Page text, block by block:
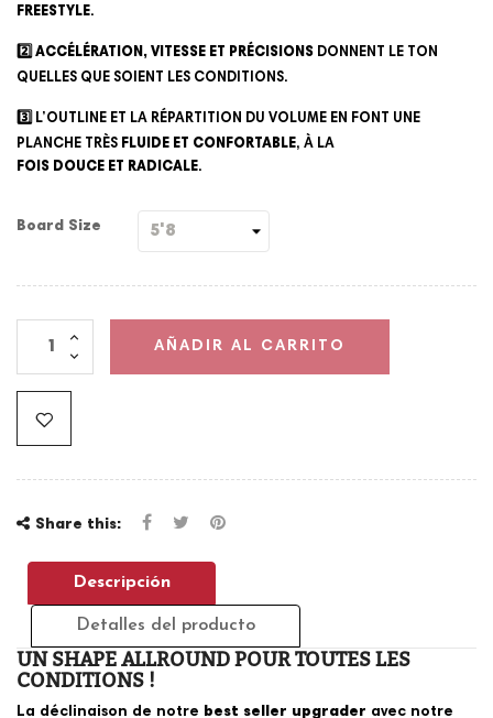
FREESTYLE.
2️⃣ ACCÉLÉRATION, VITESSE ET PRÉCISIONS DONNENT LE TON
QUELLES QUE SOIENT LES CONDITIONS.
3️⃣ L’OUTLINE ET LA RÉPARTITION DU VOLUME EN FONT UNE
PLANCHE TRÈS FLUIDE ET CONFORTABLE, À LA
FOIS DOUCE ET RADICALE.
Board Size
AÑADIR AL CARRITO
Share this:
Descripción
Detalles del producto
UN SHAPE ALLROUND POUR TOUTES LES
CONDITIONS !
La déclinaison de notre best seller upgrader avec notre